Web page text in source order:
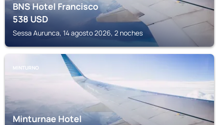
BNS Hotel Francisco
538USD
Sessa Aurunca, 14 agosto 2026, 2 noches
MINTURNO
Minturnae Hotel